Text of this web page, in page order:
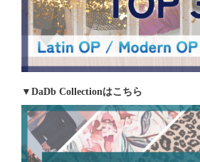
▼DaDb Collectionはこちら